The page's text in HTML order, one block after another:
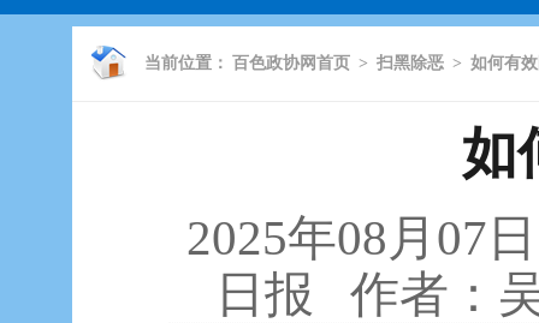
当前位置： 百色政协网首页 > 扫黑除恶 > 如何有
如
2025年08月07
日报 作者：